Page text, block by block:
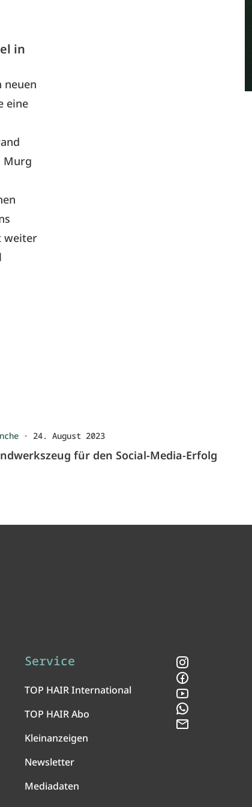
in
neuen
eine
Murg
weiter
· 24. August 2023
für den Social-Media-Erfolg
Service
TOP HAIR International
TOP HAIR Abo
Kleinanzeigen
Newsletter
Mediadaten